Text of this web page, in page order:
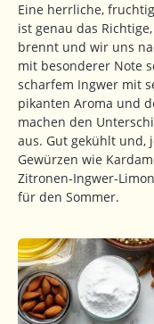
Eine herrliche,
ist genau das
brennt und wir uns
mit besonderer Note
scharfem Ingwer mit
pikanten Aroma und
machen den
aus. Gut gekühlt und,
Gewürzen wie
Zitronen-Ingwer-
für den Sommer.